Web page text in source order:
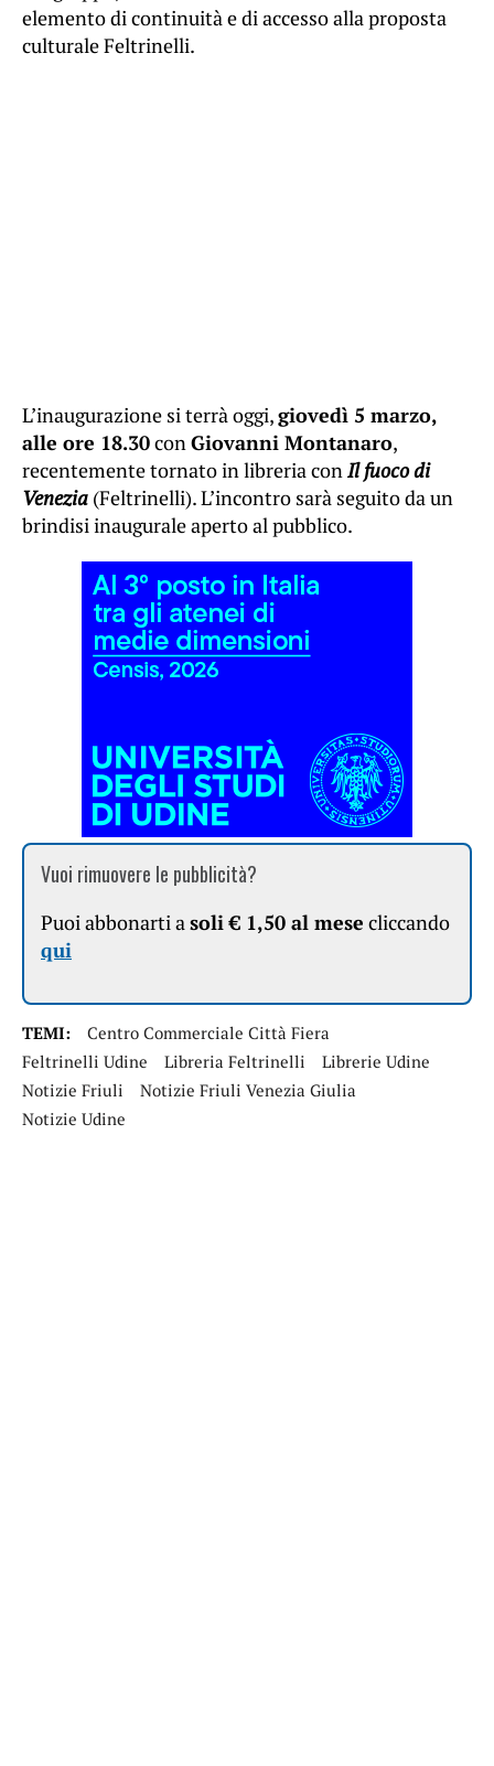
elemento di continuità e di accesso alla proposta
culturale Feltrinelli.
L’inaugurazione si terrà oggi,giovedì 5 marzo,
alle ore 18.30conGiovanni Montanaro,
recentemente tornato in libreria conIl fuoco di
Venezia (Feltrinelli). L’incontro sarà seguito da un
brindisi inaugurale aperto al pubblico.
Vuoi rimuovere le pubblicità?
Puoi abbonarti asoli € 1,50 al mese cliccando
qui
TEMI:
Centro Commerciale Città Fiera
Feltrinelli Udine
Libreria Feltrinelli
Librerie Udine
Notizie Friuli
Notizie Friuli Venezia Giulia
Notizie Udine